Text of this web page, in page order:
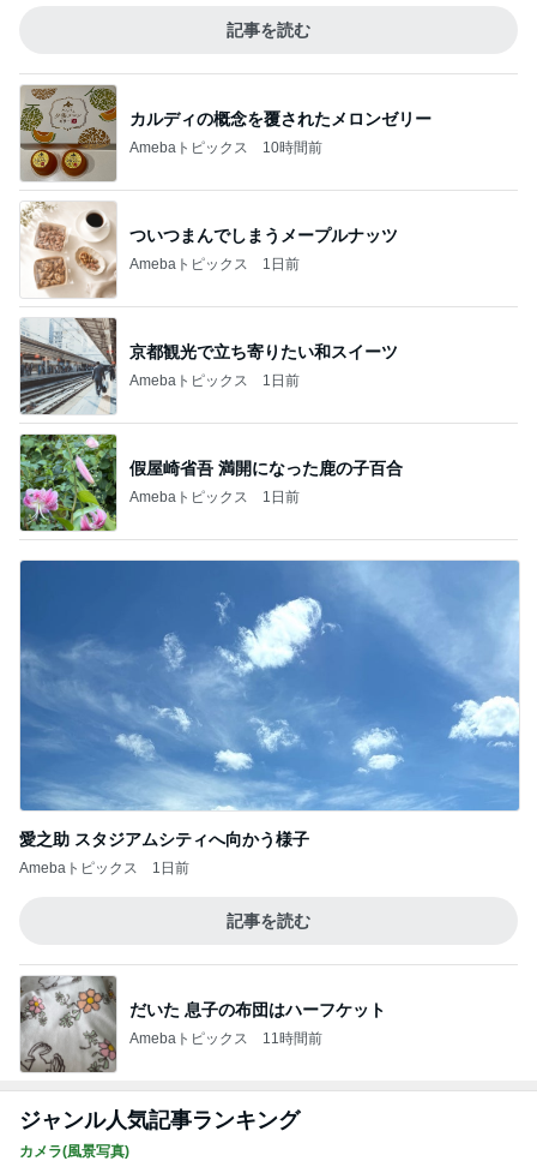
記事を読む
カルディの概念を覆されたメロンゼリー
Amebaトピックス 10時間前
ついつまんでしまうメープルナッツ
Amebaトピックス 1日前
京都観光で立ち寄りたい和スイーツ
Amebaトピックス 1日前
假屋崎省吾 満開になった鹿の子百合
Amebaトピックス 1日前
愛之助 スタジアムシティへ向かう様子
Amebaトピックス 1日前
記事を読む
だいた 息子の布団はハーフケット
Amebaトピックス 11時間前
ジャンル人気記事ランキング
カメラ(風景写真)